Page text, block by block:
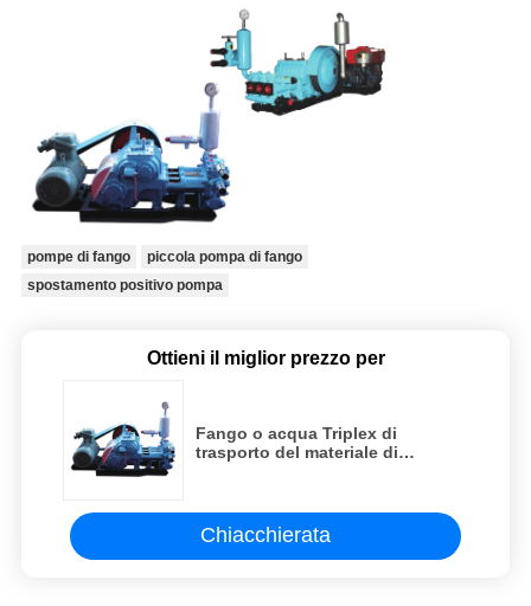
pompe di fango
piccola pompa di fango
spostamento positivo pompa
Ottieni il miglior prezzo per
Fango o acqua Triplex di
trasporto del materiale di
nel pozzo trivellato
Chiacchierata